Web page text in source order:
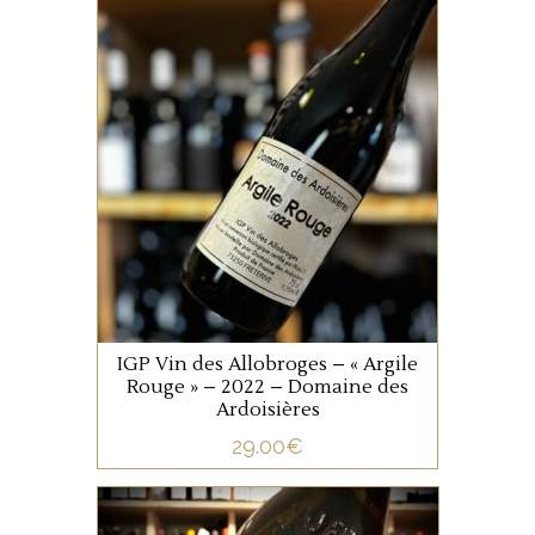
JURA/SAVOIE
La cuvée » Argile » rouge
est issu d’un assemblage de
Gamay, Mondeuse et Persan.
Elle provient des vignes
d’exposition Ouest du coteau
de schiste noir et argileux, de
Saint-Pierre de Soucy. Cette
cuvée a une garde d’environ
5 ans et s’accordera à
merveille sur des
et de certains fromages.
AJOUTER AU PANIER
IGP Vin des Allobroges – « Argile
Rouge » – 2022 – Domaine des
Ardoisières
29.00€